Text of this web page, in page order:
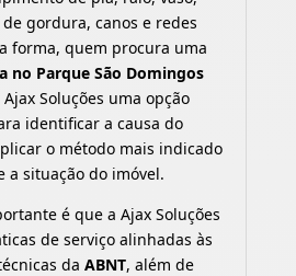
gordura, canos e redes
forma, quem procura uma
no Parque São Domingos
Soluções uma opção
identificar a causa do
o método mais indicado
a situação do imóvel.
é que a Ajax Soluções
de serviço alinhadas às
da ABNT, além de